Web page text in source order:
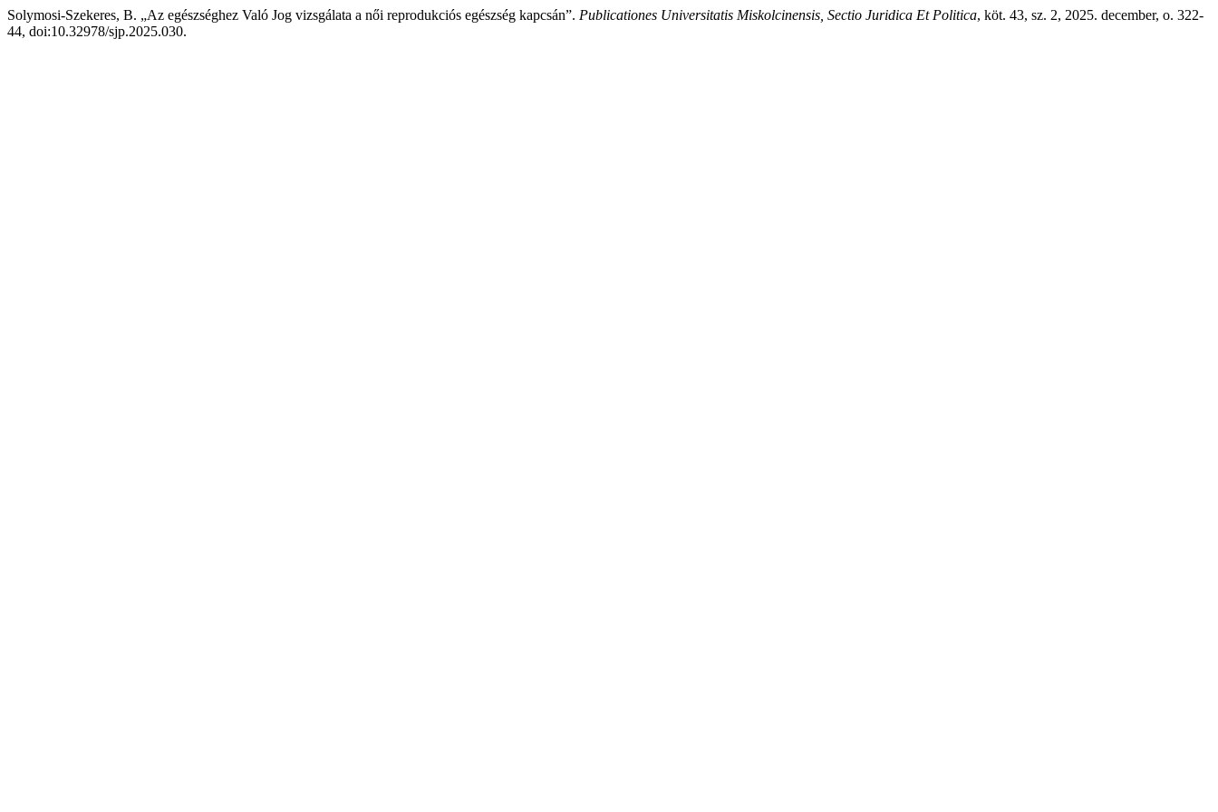
Solymosi-Szekeres, B. „Az egészséghez Való Jog vizsgálata a női reprodukciós egészség kapcsán”. Publicationes Universitatis Miskolcinensis, Sectio Juridica Et Politica, köt. 43, sz. 2, 2025. december, o. 322-
44, doi:10.32978/sjp.2025.030.